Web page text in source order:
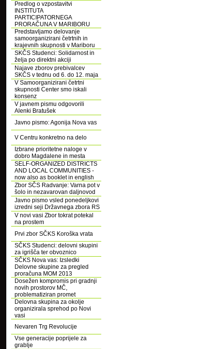
Predlog o vzpostavitvi
INSTITUTA
PARTICIPATORNEGA
PRORAČUNA V MARIBORU
Predstavljamo delovanje
samoorganizirani četrtnih in
krajevnih skupnosti v Mariboru
SKČS Studenci: Solidarnost in
želja po direktni akciji
Najave zborov prebivalcev
SKČS v tednu od 6. do 12. maja
V Samoorganizirani četrtni
skupnosti Center smo iskali
konsenz
V javnem pismu odgovorili
Alenki Bratušek
Javno pismo: Agonija Nova vas
V Centru konkretno na delo
Izbrane prioritetne naloge v
dobro Magdalene in mesta
SELF-ORGANIZED DISTRICTS
AND LOCAL COMMUNITIES -
now also as booklet in english
Zbor SČS Radvanje: Varna pot v
šolo in nezavarovan daljnovod
Javno pismo vsled ponedeljkovi
izredni seji Državnega zbora RS
V novi vasi Zbor tokrat potekal
na prostem
Prvi zbor SČKS Koroška vrata
SČKS Studenci: delovni skupini
za igrišča ter obvoznico
SČKS Nova vas: Izsledki
Delovne skupine za pregled
proračuna MOM 2013
Dosežen kompromis pri gradnji
novih prostorov MČ,
problematiziran promet
Delovna skupina za okolje
organizirala sprehod po Novi
vasi
Nevaren Trg Revolucije
Vse generacije poprijele za
grablje